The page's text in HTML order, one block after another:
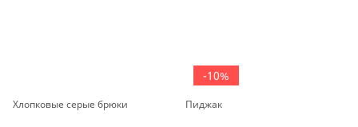
Хлопковые серые брюки
-10%
Пиджак